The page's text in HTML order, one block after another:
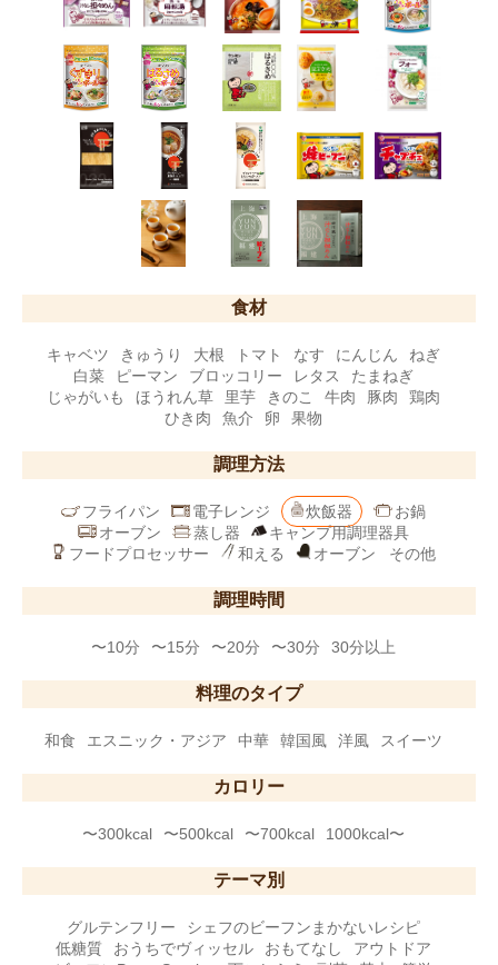
食材
キャベツ きゅうり 大根 トマト なす にんじん
ねぎ
白菜
ピーマン ブロッコリー レタス
たまねぎ
じゃがいも
ほうれん草 里芋 きのこ 牛肉 豚肉
鶏肉
ひき肉
魚介 卵 果物
調理方法
フライパン 電子レンジ 炊飯器
お鍋
オーブン
蒸し器
キャンプ用調理器具
フードプロセッサー
和える オーブン その他
調理時間
〜10分 〜15分 〜20分 〜30分 30分以上
料理のタイプ
和食 エスニック・アジア 中華 韓国風 洋風 スイーツ
カロリー
〜300kcal 〜500kcal 〜700kcal 1000kcal〜
テーマ別
グルテンフリー
シェフのビーフンまかないレシピ
低糖質
おうちでヴィッセル おもてなし
アウトドア